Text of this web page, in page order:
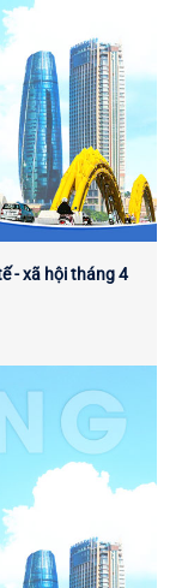
- xã hội tháng 4